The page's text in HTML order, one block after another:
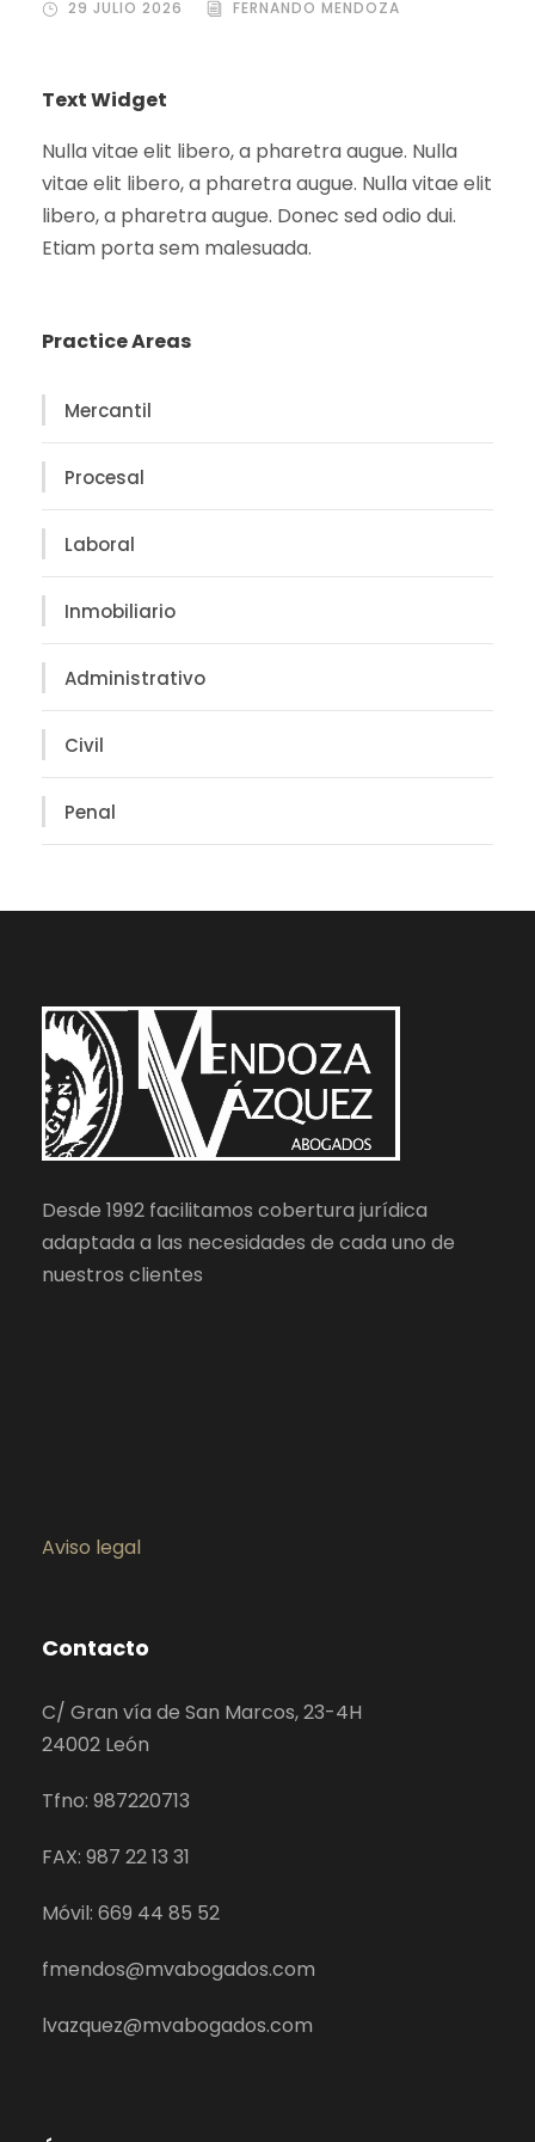
29 JULIO 2026 FERNANDO MENDOZA
Text Widget
Nulla vitae elit libero, a pharetra augue. Nulla
vitae elit libero, a pharetra augue. Nulla vitae elit
libero, a pharetra augue. Donec sed odio dui.
Etiam porta sem malesuada.
Practice Areas
Mercantil
Procesal
Laboral
Inmobiliario
Administrativo
Civil
Penal
Desde 1992 facilitamos cobertura jurídica
adaptada a las necesidades de cada uno de
nuestros clientes
Aviso legal
Contacto
C/ Gran vía de San Marcos, 23-4H
24002 León
Tfno: 987220713
FAX: 987 22 13 31
Móvil: 669 44 85 52
fmendos@mvabogados.com
lvazquez@mvabogados.com